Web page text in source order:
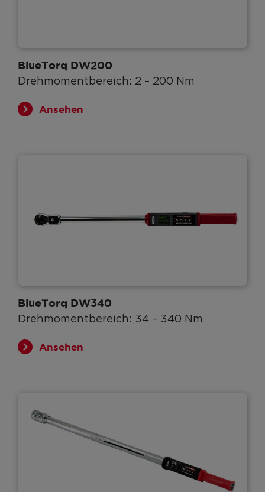
BlueTorq DW200
Drehmomentbereich: 2 – 200 Nm
Ansehen
BlueTorq DW340
Drehmomentbereich: 34 – 340 Nm
Ansehen